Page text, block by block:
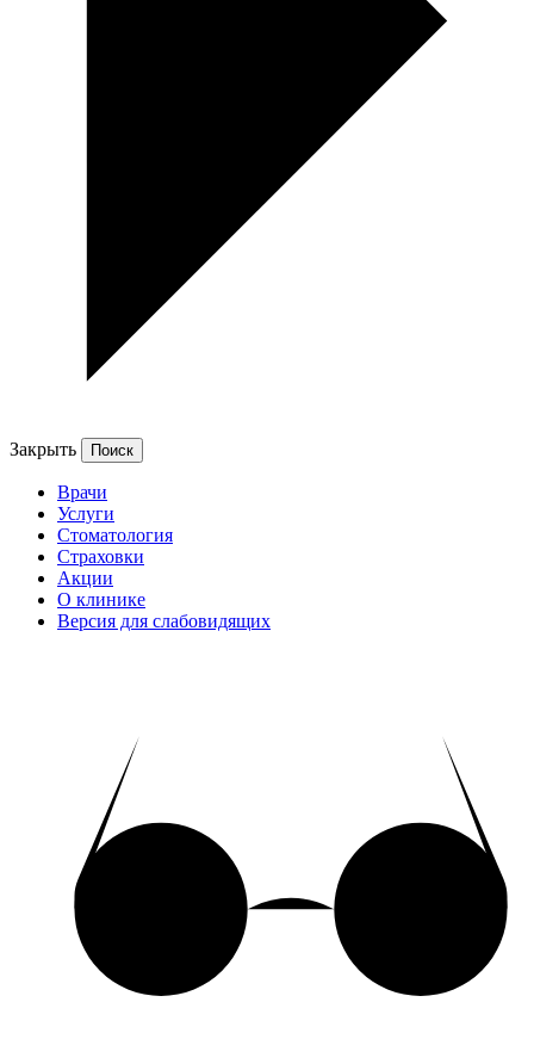
Закрыть
Врачи
Услуги
Стоматология
Страховки
Акции
О клинике
Версия для слабовидящих